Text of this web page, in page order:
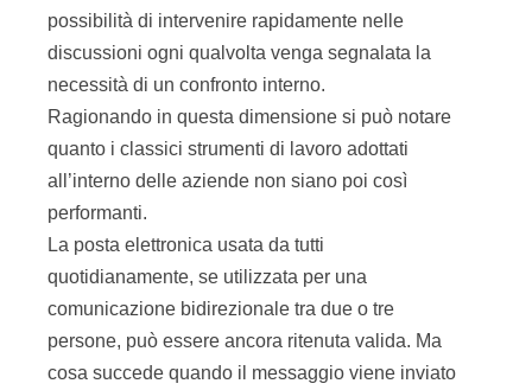
possibilità di intervenire rapidamente nelle
discussioni ogni qualvolta venga segnalata la
necessità di un confronto interno.
Ragionando in questa dimensione si può notare
quanto i classici strumenti di lavoro adottati
all’interno delle aziende non siano poi così
performanti.
La posta elettronica usata da tutti
quotidianamente, se utilizzata per una
comunicazione bidirezionale tra due o tre
persone, può essere ancora ritenuta valida. Ma
cosa succede quando il messaggio viene inviato